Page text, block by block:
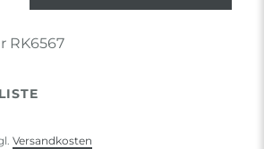
RK6567
Versandkosten